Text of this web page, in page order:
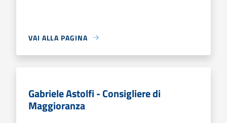
VAI ALLA PAGINA
Gabriele Astolfi - Consigliere di
Maggioranza